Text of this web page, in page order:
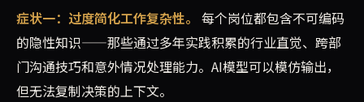
症状一：过度简化工作复杂性。 每个岗位都包含不可编码
的隐性知识——那些通过多年实践积累的行业直觉、跨部
门沟通技巧和意外情况处理能力。AI模型可以模仿输出，
但无法复制决策的上下文。